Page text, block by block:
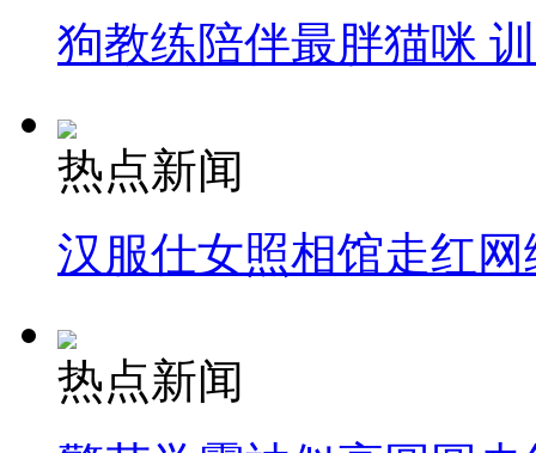
狗教练陪伴最胖猫咪
热点新闻
汉服仕女照相馆走红网
热点新闻